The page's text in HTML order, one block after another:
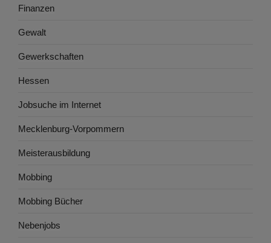
Finanzen
Gewalt
Gewerkschaften
Hessen
Jobsuche im Internet
Mecklenburg-Vorpommern
Meisterausbildung
Mobbing
Mobbing Bücher
Nebenjobs